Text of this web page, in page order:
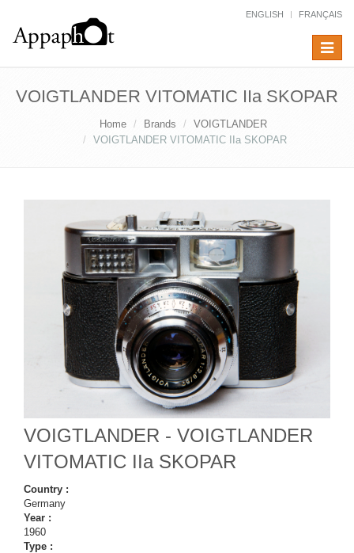
ENGLISH FRANÇAIS
Toggle
VOIGTLANDER VITOMATIC IIa SKOPAR
Home Brands
VOIGTLANDER
VOIGTLANDER VITOMATIC IIa SKOPAR
VOIGTLANDER - VOIGTLANDER
VITOMATIC IIa SKOPAR
Country :
Germany
Year :
1960
Type :